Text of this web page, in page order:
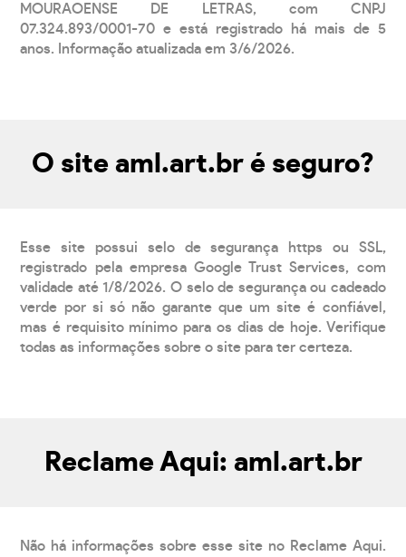
MOURAOENSE DE LETRAS, com CNPJ
07.324.893/0001-70 e está registrado há mais de 5
anos. Informação atualizada em 3/6/2026.
O site aml.art.br é seguro?
Esse site possui selo de segurança https ou SSL,
registrado pela empresa Google Trust Services, com
validade até 1/8/2026. O selo de segurança ou cadeado
verde por si só não garante que um site é confiável,
mas é requisito mínimo para os dias de hoje. Verifique
todas as informações sobre o site para ter certeza.
Reclame Aqui: aml.art.br
Não há informações sobre esse site no Reclame Aqui.